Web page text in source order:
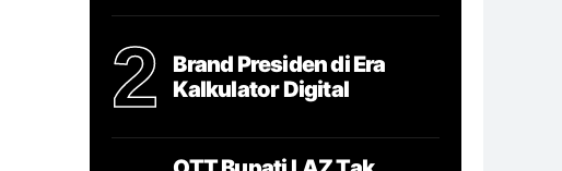
2
Brand Presiden di Era
Kalkulator Digital